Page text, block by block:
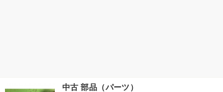
中古 部品（パーツ）